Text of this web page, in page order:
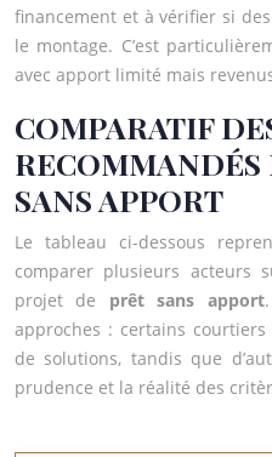
financement et à vérifier si
le montage. C’est
avec apport limité mais
COMPARATIF
RECOMMANDÉS
SANS APPORT
Le tableau ci-dessous
comparer plusieurs acteurs
projet de prêt sans apport
approches : certains
de solutions, tandis que
prudence et la réalité des